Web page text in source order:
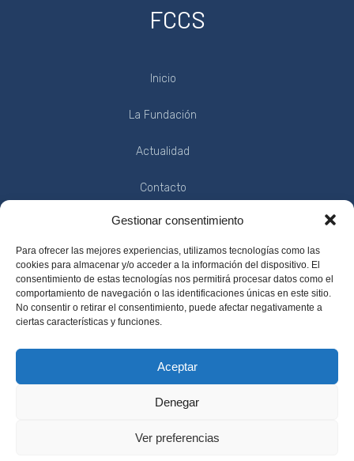
Gestionar consentimiento
Para ofrecer las mejores experiencias, utilizamos tecnologías como las
cookies para almacenar y/o acceder a la información del dispositivo. El
consentimiento de estas tecnologías nos permitirá procesar datos como el
comportamiento de navegación o las identificaciones únicas en este sitio.
No consentir o retirar el consentimiento, puede afectar negativamente a
ciertas características y funciones.
Aceptar
Denegar
Ver preferencias
FCCS
Inicio
La Fundación
Actualidad
Contacto
INFORMACIÓN
Política de Privacidad
Condiciones de Uso
Aviso Legal